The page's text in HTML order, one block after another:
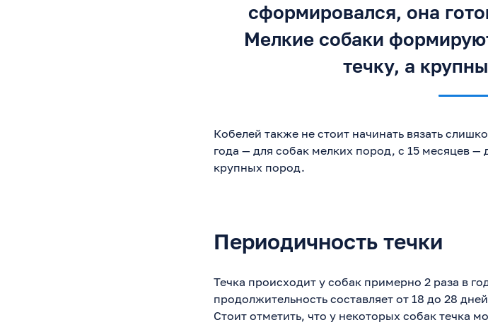
сформировался, она
Мелкие собаки
течку, а
Кобелей также не стоит начинать вязать
года — для собак мелких пород, с 15 месяцев
крупных пород.
Периодичность течки
Течка происходит у собак примерно 2 раза в
продолжительность составляет от 18 до 28
Стоит отметить, что у некоторых собак течка